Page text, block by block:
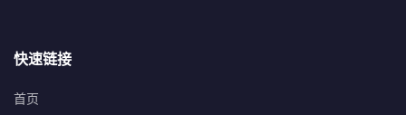
快速链接
首页